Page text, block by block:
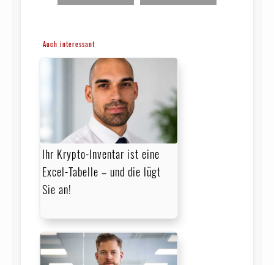
Auch interessant
Ihr Krypto-Inventar ist eine
Excel-Tabelle – und die lügt
Sie an!